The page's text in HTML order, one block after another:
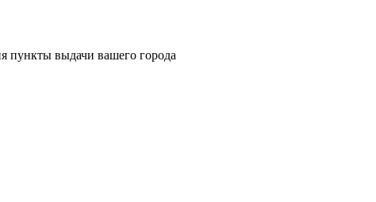
пункты выдачи вашего города